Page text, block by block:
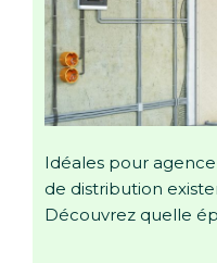
Idéales pour
de distribution
Découvrez quelle